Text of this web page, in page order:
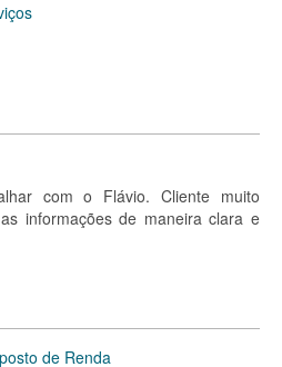
com o Flávio. Cliente muito
informações de maneira clara e
de Renda